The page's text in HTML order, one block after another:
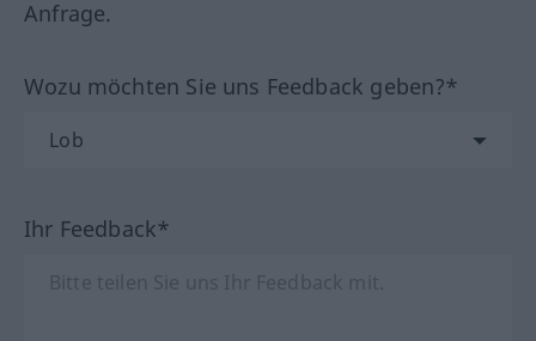
Anfrage.
Wozu möchten Sie uns Feedback geben?*
Ihr Feedback*